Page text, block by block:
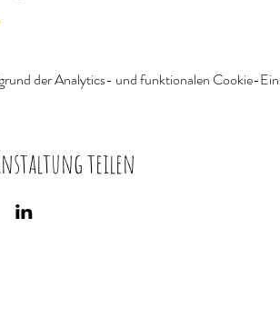
der Analytics- und funktionalen Cookie-
teilen